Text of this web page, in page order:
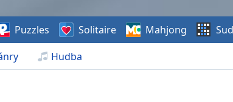
Hudba
Puzzles Solitaire Mahjong